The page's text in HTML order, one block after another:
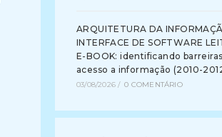
ARQUITETURA DA
INTERFACE DE SOFTWARE
E-BOOK: identificando
acesso a informação (2010-
03/08/2026 / 0 COMENTÁRIO